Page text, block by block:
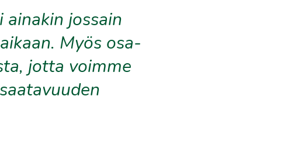
jossain
Myös osa-
jotta voimme